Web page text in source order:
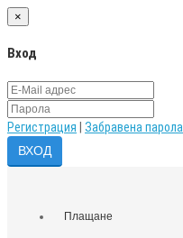
×
Вход
Регистрация Забравена парола
Плащане